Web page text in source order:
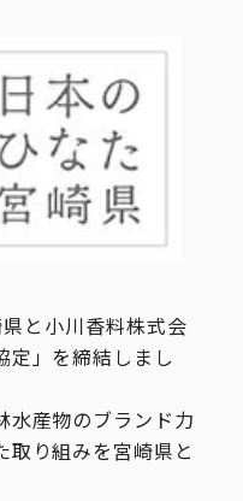
と小川香料株式会
定」を締結しまし
水産物のブランド力
取り組みを宮崎県と